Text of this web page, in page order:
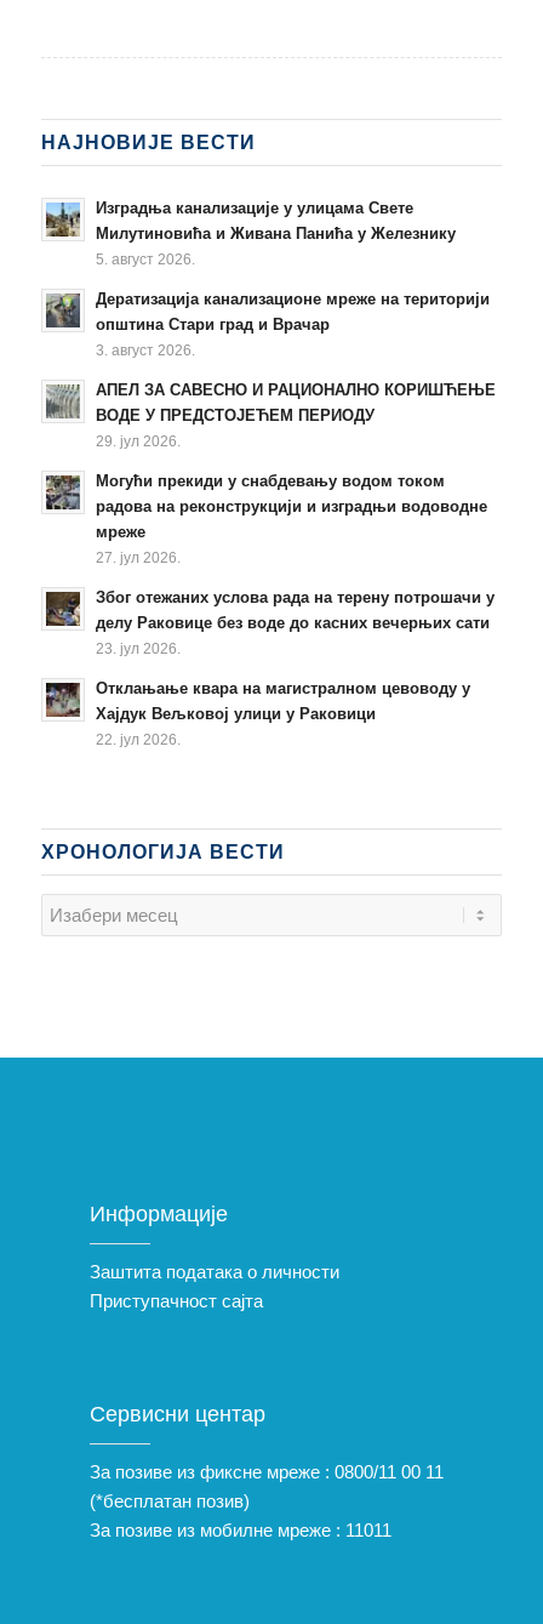
НАЈНОВИЈЕ ВЕСТИ
Изградња канализације у улицама Свете
Милутиновића и Живана Панића у Железнику
5. август 2026.
Дератизација канализационе мреже на територији
општина Стари град и Врачар
3. август 2026.
АПЕЛ ЗА САВЕСНО И РАЦИОНАЛНО КОРИШЋЕЊЕ
ВОДЕ У ПРЕДСТОЈЕЋЕМ ПЕРИОДУ
29. јул 2026.
Могући прекиди у снабдевању водом током
радова на реконструкцији и изградњи водоводне
мреже
27. јул 2026.
Због отежаних услова рада на терену потрошачи у
делу Раковице без воде до касних вечерњих сати
23. јул 2026.
Отклањање квара на магистралном цевоводу у
Хајдук Вељковој улици у Раковици
22. јул 2026.
ХРОНОЛОГИЈА ВЕСТИ
Информације
Заштита података о личности
Приступачност сајта
Сервисни центар
За позиве из фиксне мреже : 0800/11 00 11
(*бесплатан позив)
За позиве из мобилне мреже : 11011